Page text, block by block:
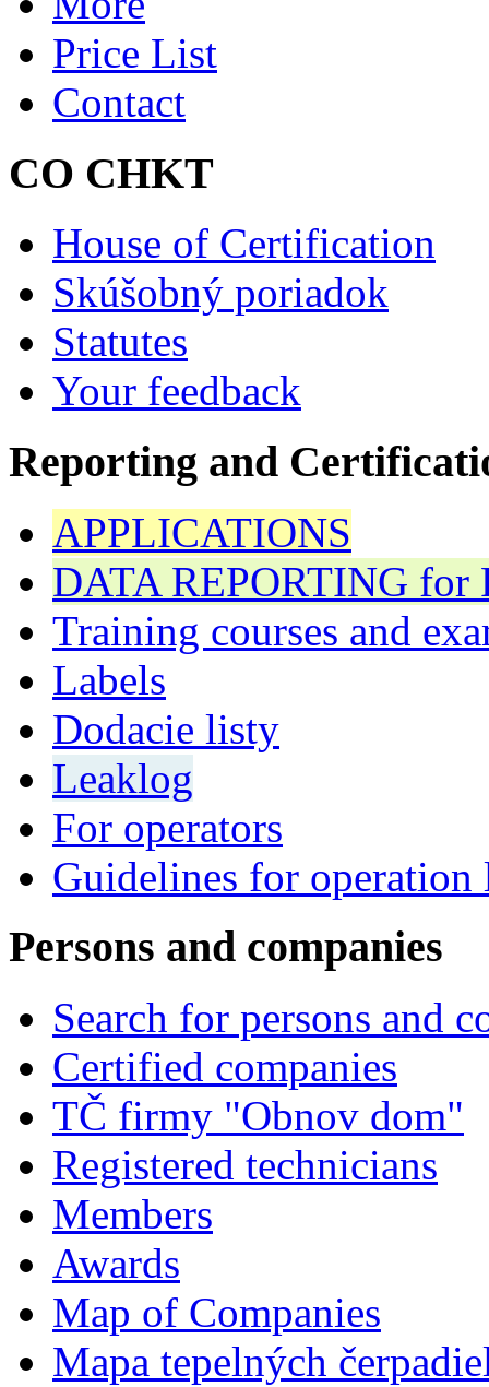
Price List
Contact
CO CHKT
House of Certification
Skúšobný poriadok
Statutes
Your feedback
Reporting and
APPLICATIONS
DATA REPORTING for
Training courses and
Labels
Dodacie listy
Leaklog
For operators
Guidelines for operation
Persons and companies
Search for persons and
Certified companies
TČ firmy "Obnov dom"
Registered technicians
Members
Awards
Map of Companies
Mapa tepelných